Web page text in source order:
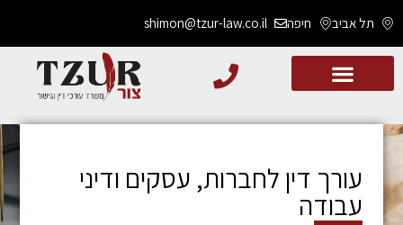
תל אביב חיפה shimon@tzur-law.co.il
עורך דין לחברות, עסקים ודיני
עבודה